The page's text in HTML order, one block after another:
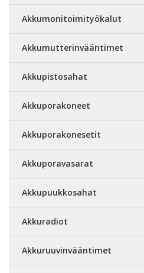
Akkumonitoimityökalut
Akkumutterinvääntimet
Akkupistosahat
Akkuporakoneet
Akkuporakonesetit
Akkuporavasarat
Akkupuukkosahat
Akkuradiot
Akkuruuvinvääntimet